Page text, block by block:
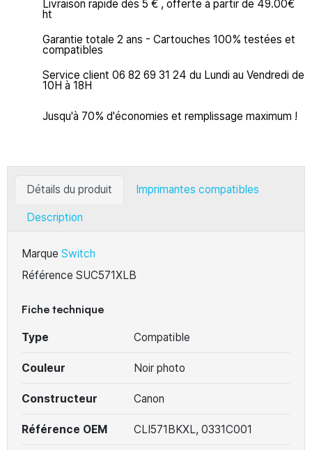
Livraison rapide dès 5 € , offerte à partir de 49.00€
ht
Garantie totale 2 ans - Cartouches 100% testées et
compatibles
Service client 06 82 69 31 24 du Lundi au Vendredi de
10H à 18H
Jusqu'à 70% d'économies et remplissage maximum !
Détails du produit Imprimantes compatibles
Description
Marque Switch
Référence SUC571XLB
Fiche technique
Type Compatible
Couleur Noir photo
Constructeur Canon
Référence OEM CLI571BKXL, 0331C001